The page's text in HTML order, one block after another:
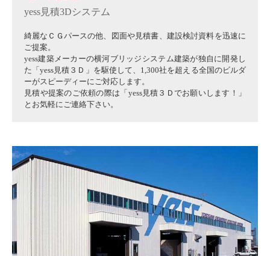
yess見積3Dシステム
綺麗なＣＧパースの他、図面や見積書、建設検討資料を迅速に
ご提案。
yess建築メーカーの横河ブリッジシステム建築が独自に開発し
た「yess見積３Ｄ」を駆使して、1,300社を超える全国のビルダ
ーがスピーディーにご対応します。
見積や提案のご依頼の際は「yess見積３Ｄでお願いします！」
とお気軽にご連絡下さい。